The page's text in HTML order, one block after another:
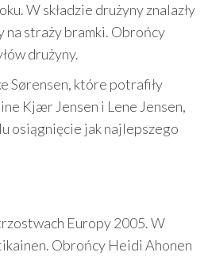
W składzie drużyny znalazły
straży bramki. Obrońcy
drużyny.
Sørensen, które potrafiły
Kjær Jensen i Lene Jensen,
osiągnięcie jak najlepszego
Europy 2005. W
Obrońcy Heidi Ahonen